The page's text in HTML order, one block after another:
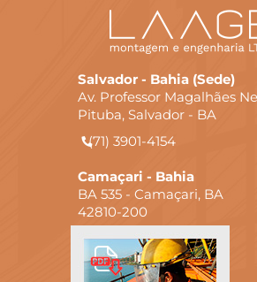
Salvador - Bahia (Sede)
Av. Professor Magalhães
Pituba, Salvador - BA
(71) 3901-4154
Camaçari - Bahia
BA 535 - Camaçari, BA
42810-200